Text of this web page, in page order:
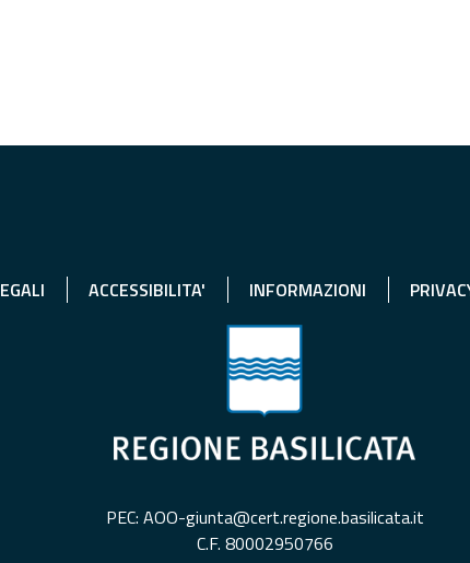
ACCESSIBILITA' INFORMAZIONI
PEC: AOO-giunta@cert.regione.basilicata.it
C.F. 80002950766